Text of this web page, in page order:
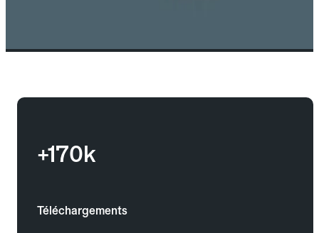
+170k
Téléchargements